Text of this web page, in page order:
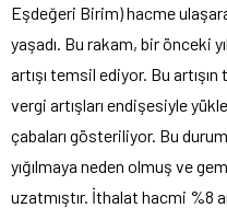
Eşdeğeri Birim) hacme
yaşadı. Bu rakam, bir önceki
artışı temsil ediyor. Bu
vergi artışları endişesiyle
çabaları gösteriliyor. Bu
yığılmaya neden olmuş ve
uzatmıştır. İthalat hacmi %8